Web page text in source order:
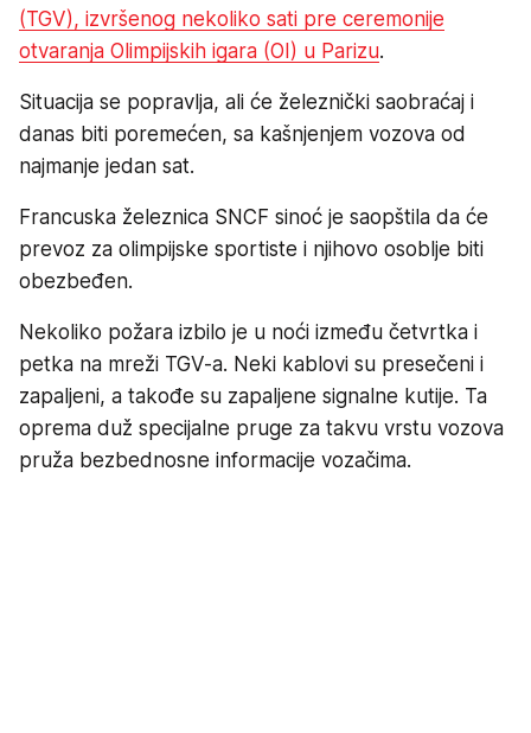
(TGV), izvršenog nekoliko sati pre ceremonije
otvaranja Olimpijskih igara (OI) u Parizu.
Situacija se popravlja, ali će železnički saobraćaj i
danas biti poremećen, sa kašnjenjem vozova od
najmanje jedan sat.
Francuska železnica SNCF sinoć je saopštila da će
prevoz za olimpijske sportiste i njihovo osoblje biti
obezbeđen.
Nekoliko požara izbilo je u noći između četvrtka i
petka na mreži TGV-a. Neki kablovi su presečeni i
zapaljeni, a takođe su zapaljene signalne kutije. Ta
oprema duž specijalne pruge za takvu vrstu vozova
pruža bezbednosne informacije vozačima.